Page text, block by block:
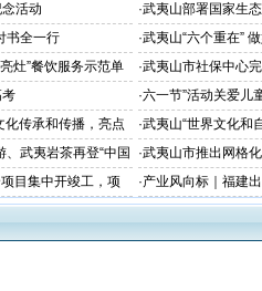
活动 ·武夷山部署国家生
书全一行 ·武夷山“六个重在”
灶”餐饮服务示范单
·武夷山市社保中心
·六一节”活动关爱儿
化传承和传播，亮点
·武夷山“世界文化和
武夷岩茶再登“中国
·武夷山市推出网格
目集中开竣工，项
·产业风向标｜福建
向千亿目标！